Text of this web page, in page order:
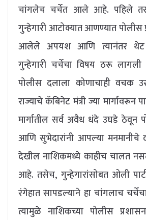
चांगलेच चर्चेत आले आहे. पहिले
गुन्हेगारी आटोक्यात आणण्यात
आलेले अपयश आणि त्यानंतर थेट
गुन्हेगारी चर्चेचा विषय ठरू
पोलीस दलाला कोणाचाही वचक
राज्याचे कॅबिनेट मंत्री ज्या मार्गावरून
मार्गातील सर्व अवैध धंदे उघडे ठेवून
आणि सुभेदारांनी आपल्या मनमानीचे
देखील नाशिकमध्ये काहीच चालत
आहे. तसेच, गुन्हेगारांसोबत ओली
रंगेहात सापडल्याने हा चांगलाच
त्यामुळे नाशिकच्या पोलीस